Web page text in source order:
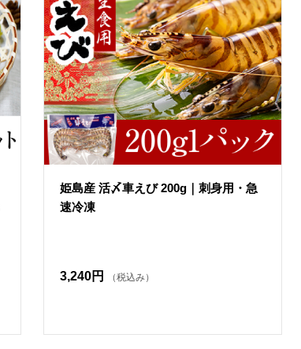
姫島産 活〆車えび 200g｜刺身用・急
速冷凍
3,240円 （税込み）